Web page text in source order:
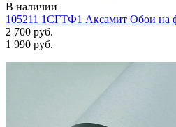
В наличии
105211 1СГТФ1 Аксамит Обои на
2 700 руб.
1 990 руб.